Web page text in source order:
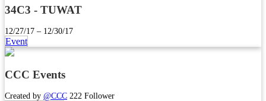
34C3 - TUWAT
12/27/17 – 12/30/17
Event
CCC Events
Created by @CCC 222 Follower